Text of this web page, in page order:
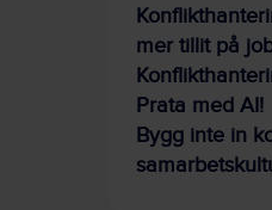
mer tillit på
Prata med AI!
Bygg inte in